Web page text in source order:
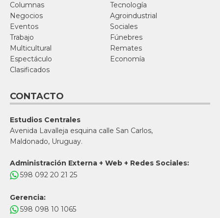
Columnas
Tecnología
Negocios
Agroindustrial
Eventos
Sociales
Trabajo
Fúnebres
Multicultural
Remates
Espectáculo
Economía
Clasificados
CONTACTO
Estudios Centrales
Avenida Lavalleja esquina calle San Carlos,
Maldonado, Uruguay.
Administración Externa + Web + Redes Sociales:
598 092 20 21 25
Gerencia:
598 098 10 1065